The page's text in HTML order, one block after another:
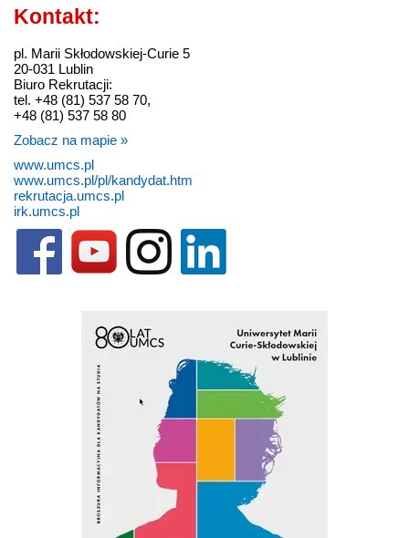
Kontakt:
pl. Marii Skłodowskiej-Curie 5
20-031 Lublin
Biuro Rekrutacji:
tel. +48 (81) 537 58 70,
+48 (81) 537 58 80
Zobacz na mapie »
www.umcs.pl
www.umcs.pl/pl/kandydat.htm
rekrutacja.umcs.pl
irk.umcs.pl